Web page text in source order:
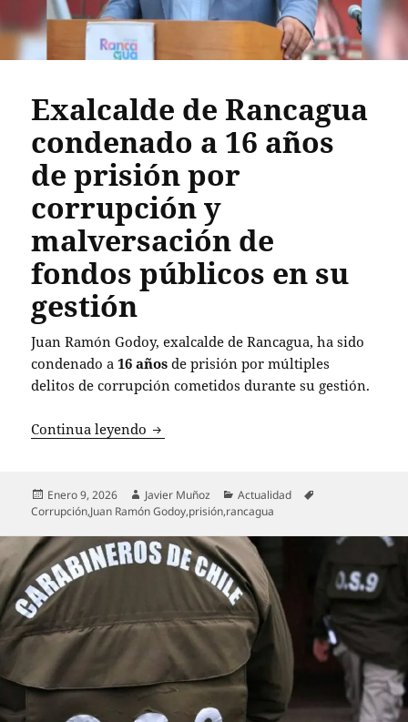
Exalcalde de Rancagua
condenado a 16 años
de prisión por
corrupción y
malversación de
fondos públicos en su
gestión
Juan Ramón Godoy, exalcalde de Rancagua, ha sido
condenado a16 años de prisión por múltiples
delitos de corrupción cometidos durante su gestión.
Continua leyendo Exalcalde de Rancagua condenado a
Publicado
el
Enero 9, 2026 Autor
Javier Muñoz Categorías
Actualidad
Corrupción,Juan Ramón Godoy,prisión,rancagua